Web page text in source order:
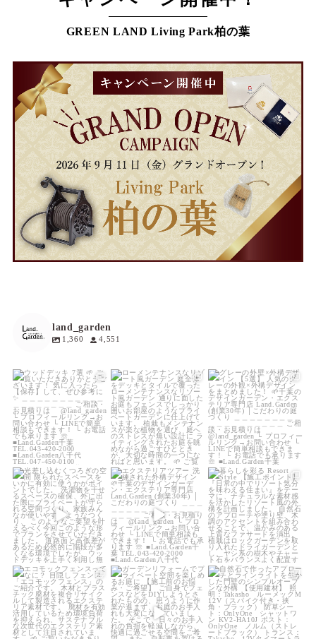
GREEN LAND Living Park柏の葉
land_garden
1,360 4,551
land_garden
15 0
land_garden
19 0
land_garden
20 0
land_garden
22 0
land_garden
22 0
land_garden
25 0
land_garden
15 0
land_garden
32 0
land_garden
24 0